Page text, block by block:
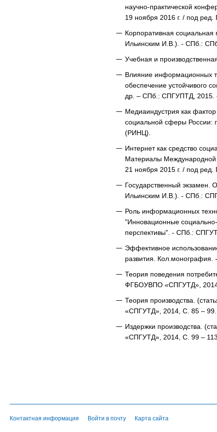
научно-практической
19 ноября 2016 г. / под
Корпоративная социальная
Ильинским И.В.). - СПб.:
Учебная и
Влияние информационных
обеспечение устойчивого
др. – СПб.: СПГУПТД, 2015.
Медиаиндустрия как
социальной сферы
(РИНЦ).
Интернет как средство
Материалы Международной
21 ноября 2015 г. / под
Государственный экзамен.
Ильинским И.В.). - СПб.:
Роль информационных
"Инновационные
перспективы". - СПб.:
Эффективное
развития.
Теория поведения
ФГБОУВПО «СПГУТД»,
Теория производства.
«СПГУТД», 2014, С. 85 – 99.
Издержки производства.
«СПГУТД», 2014, С. 99 –
Контактная информация Войти в почту Карта сайта